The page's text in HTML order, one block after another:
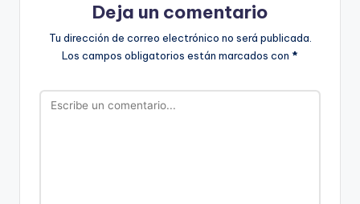
Deja un comentario
Tu dirección de correo electrónico no será publicada.
Los campos obligatorios están marcados con *